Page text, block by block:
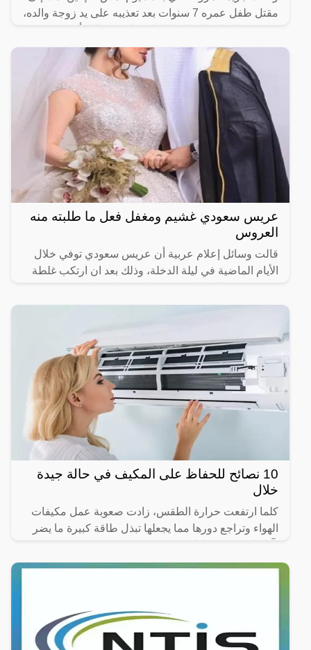
مقتل طفل عمره 7 سنوات بعد تعذيبه على يد زوجة والده،
أمني.
عريس سعودي غشيم ومغفل فعل ما طلبته منه
العروس
قالت وسائل إعلام عربية أن عريس سعودي توفي خلال
الأيام الماضية في ليلة الدخلة، وذلك بعد ان ارتكب غلطة
متوقعة.وفي
10 نصائح للحفاظ على المكيف في حالة جيدة
خلال
كلما ارتفعت حرارة الطقس، زادت صعوبة عمل مكيفات
الهواء وتراجع دورها مما يجعلها تبذل طاقة كبيرة ما يضر